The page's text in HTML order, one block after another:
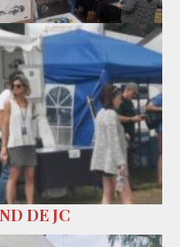
DE JC